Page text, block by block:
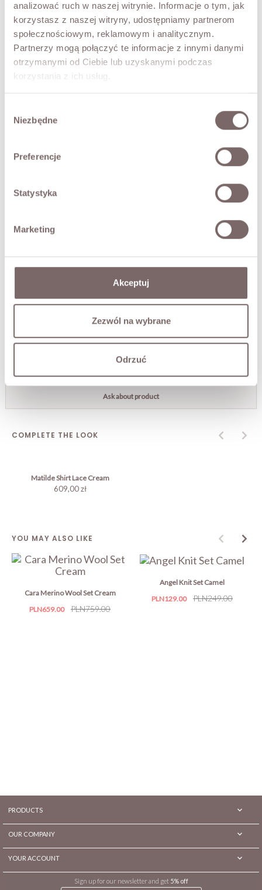
analizować ruch w naszej witrynie. Informacje o tym, jak
korzystasz z naszej witryny, udostępniamy partnerom
społecznościowym, reklamowym i analitycznym.
Partnerzy mogą połączyć te informacje z innymi danymi
otrzymanymi od Ciebie lub uzyskanymi podczas
korzystania z ich usług.
zgody
Niezbędne
Preferencje
Statystyka
Marketing
Akceptuj
Zezwól na wybrane
Odrzuć
The Arlette Skirt is an exceptionally feminine design that
captivates with its romantic character and striking lace
texture. The delicate openwork pattern adds lightness
and subtle elegance, creating an exceptionally stylish and
refined effect. The silhouette drapes beautifully over the
figure, highlighting its softness and feminine charm.
provides a comfortable fit and freedom of movement
romantic blouses or minimalist tops, creating elegant
looks for special occasions and summer days.
- Built-in lining
The model is 173 cm tall and is wearing size M.
FABRIC / ADDITIONAL INFORMATION
SIZES
SHIPPING
Ask about product
COMPLETE THE LOOK
Matilde Shirt Lace Cream
609,00 zł
YOU MAY ALSO LIKE
Cara Merino Wool Set Cream
Price
PLN659.00
Regular
PLN759.00
Angel Knit Set Camel
Price
PLN129.00
Regular
PLN249.00
PRODUCTS 
OUR COMPANY 
YOUR ACCOUNT 
Sign up for our newsletter and get 5% off